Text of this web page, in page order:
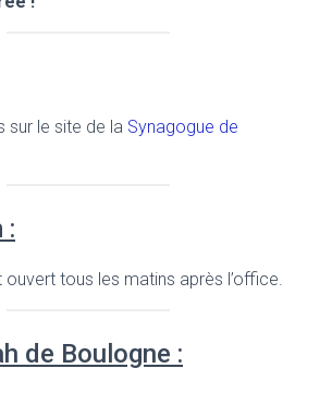
sur le site de la Synagogue de
:
tous les matins après l’office.
de Boulogne :